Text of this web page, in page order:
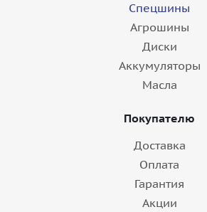
Спецшины
Агрошины
Диски
Аккумуляторы
Масла
Покупателю
Доставка
Оплата
Гарантия
Акции